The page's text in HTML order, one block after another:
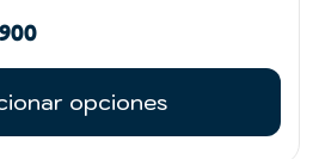
opciones